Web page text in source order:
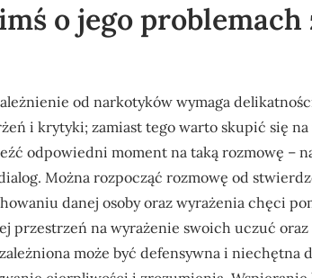
o jego problemach
od narkotyków wymaga
i krytyki; zamiast tego warto skupić się
odpowiedni moment na taką rozmowę –
Można rozpocząć rozmowę od
danej osoby oraz wyrażenia chęci
przestrzeń na wyrażenie swoich uczuć
może być defensywna i niechętna